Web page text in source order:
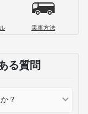
乗車方法
る質問
？